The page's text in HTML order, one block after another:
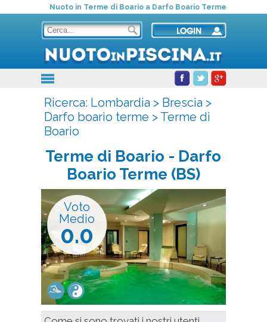
Nuoto in Terme di Boario a Darfo Boario Terme
Ricerca: Lombardia> Brescia>
Darfo boario terme > Terme di
Boario
Terme di Boario - Darfo
Boario Terme (BS)
Voto
Medio
0.0